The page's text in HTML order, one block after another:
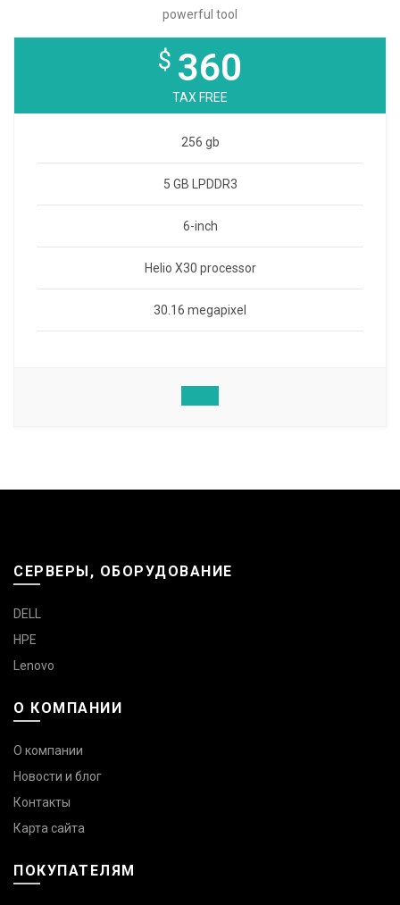
powerful tool
$ 360
TAX FREE
256 gb
5 GB LPDDR3
6-inch
Helio X30 processor
30.16 megapixel
СЕРВЕРЫ, ОБОРУДОВАНИЕ
DELL
HPE
Lenovo
О КОМПАНИИ
О компании
Новости и блог
Контакты
Карта сайта
ПОКУПАТЕЛЯМ